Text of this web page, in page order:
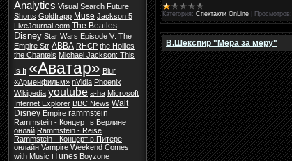
Analytics Visual Search Future
Shorts Goldfrapp Muse Jackson 5
LiveJournal.com The Beatles
Disney Star Wars Episode V: The
Empire Str ABBA RHCP the Hollies
the Chantels Michael Jackson: This
Is It «Аватар» Blur
«Арменфильм» nVidia Phoenix
Wikipedia youtube a-ha Microsoft
Internet Explorer BBC News Walt
Disney Empire rammstein
Rammstein - Концерт в Берлине
онлай Rammstein - Reise
Rammstein - Концерт в Питере
онлайн Vampire Weekend Comes
with Music iTunes Boyzone
Категория: Спектакли OnLine Просмотров:
В.Шекспир "Мера за меру"